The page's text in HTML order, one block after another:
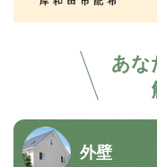
あな
外壁